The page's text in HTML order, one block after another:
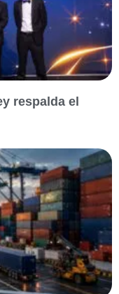
respalda el